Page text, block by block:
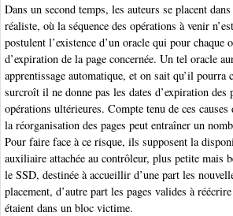
Dans un second temps, les auteurs se placent
réaliste, où la séquence des opérations à venir
postulent l’existence d’un oracle qui pour chaque
d’expiration de la page concernée. Un tel oracle
apprentissage automatique, et on sait qu’il pourra
surcroît il ne donne pas les dates d’expiration des
opérations ultérieures. Compte tenu de ces causes
la réorganisation des pages peut entraîner un
Pour faire face à ce risque, ils supposent la
auxiliaire attachée au contrôleur, plus petite mais
le SSD, destinée à accueillir d’une part les
placement, d’autre part les pages valides à
étaient dans un bloc victime.